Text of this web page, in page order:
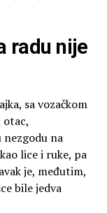
radu nije
sa vozačkom
otac,
na
lice i ruke, pa
je, međutim,
bile jedva